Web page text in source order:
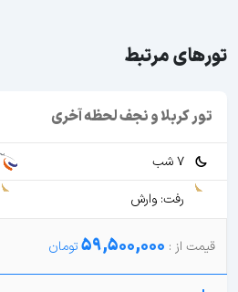
تورهای مرتبط
تور کربلا و نجف لحظه آخری
7 شب
رفت: وارش
59,500,000